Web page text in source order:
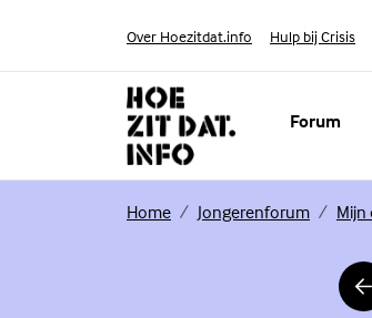
Over Hoezitdat.info Hulp bij Crisis
Forum
Home(Externe link)
Jongerenforum(Externe
Mijn